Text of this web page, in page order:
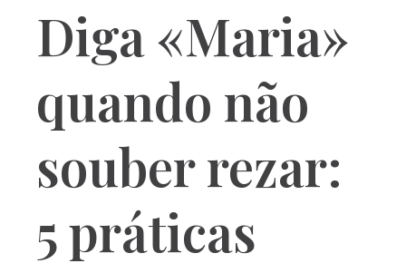
Diga «Maria»
quando não
souber rezar:
5 práticas